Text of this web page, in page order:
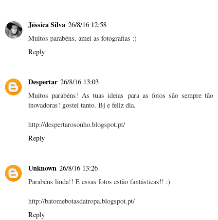
Jéssica Silva 26/8/16 12:58
Muitos parabéns, amei as fotografias :)
Reply
Despertar 26/8/16 13:03
Muitos parabéns! As tuas ideias para as fotos são sempre tão
inovadoras! gostei tanto. Bj e feliz dia.
http://despertarosonho.blogspot.pt/
Reply
Unknown 26/8/16 13:26
Parabéns linda!! E essas fotos estão fantásticas!! :)
http://batomebotasdatropa.blogspot.pt/
Reply